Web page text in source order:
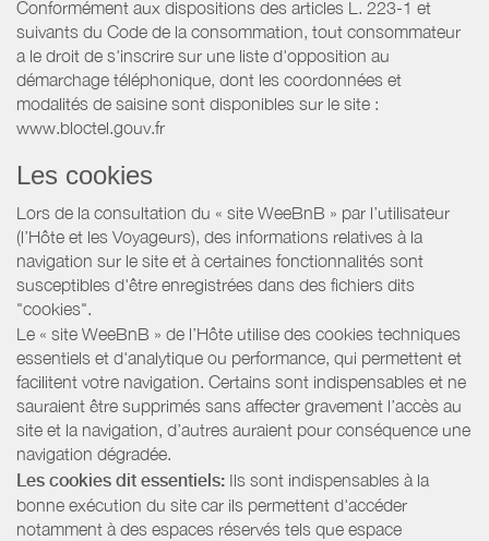
Conformément aux dispositions des articles L. 223-1 et
suivants du Code de la consommation, tout consommateur
a le droit de s'inscrire sur une liste d'opposition au
démarchage téléphonique, dont les coordonnées et
modalités de saisine sont disponibles sur le site :
www.bloctel.gouv.fr
Les cookies
Lors de la consultation du « site WeeBnB » par l’utilisateur
(l’Hôte et les Voyageurs), des informations relatives à la
navigation sur le site et à certaines fonctionnalités sont
susceptibles d'être enregistrées dans des fichiers dits
"cookies".
Le « site WeeBnB » de l’Hôte utilise des cookies techniques
essentiels et d'analytique ou performance, qui permettent et
facilitent votre navigation. Certains sont indispensables et ne
sauraient être supprimés sans affecter gravement l’accès au
site et la navigation, d’autres auraient pour conséquence une
navigation dégradée.
Les cookies dit essentiels: Ils sont indispensables à la
bonne exécution du site car ils permettent d'accéder
notamment à des espaces réservés tels que espace